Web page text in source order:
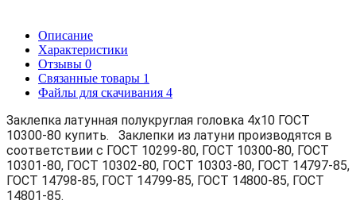
Описание
Характеристики
Отзывы 0
Связанные товары 1
Файлы для скачивания 4
Заклепка латунная полукруглая головка 4x10 ГОСТ
10300-80 купить. Заклепки из латуни производятся в
соответствии с ГОСТ 10299-80, ГОСТ 10300-80, ГОСТ
10301-80, ГОСТ 10302-80, ГОСТ 10303-80, ГОСТ 14797-85,
ГОСТ 14798-85, ГОСТ 14799-85, ГОСТ 14800-85, ГОСТ
14801-85.